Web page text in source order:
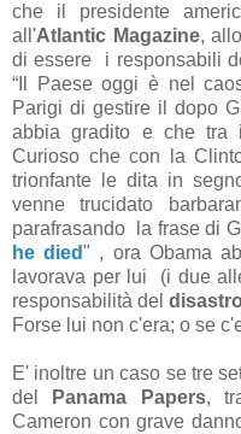
che il presidente
all'Atlantic Magazine,
di essere i responsabili
“Il Paese oggi è nel
Parigi di gestire il dopo
abbia gradito e che tra
Curioso che con la
trionfante le dita in
venne trucidato
parafrasando la frase di
he died" , ora Obama
lavorava per lui (i due
responsabilità del
Forse lui non c'era; o se
E' inoltre un caso se tre
del
Panama Papers,
Cameron con grave